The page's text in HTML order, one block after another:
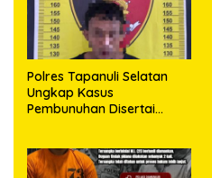
Polres Tapanuli Selatan
Ungkap Kasus
Pembunuhan Disertai
Ditangkap